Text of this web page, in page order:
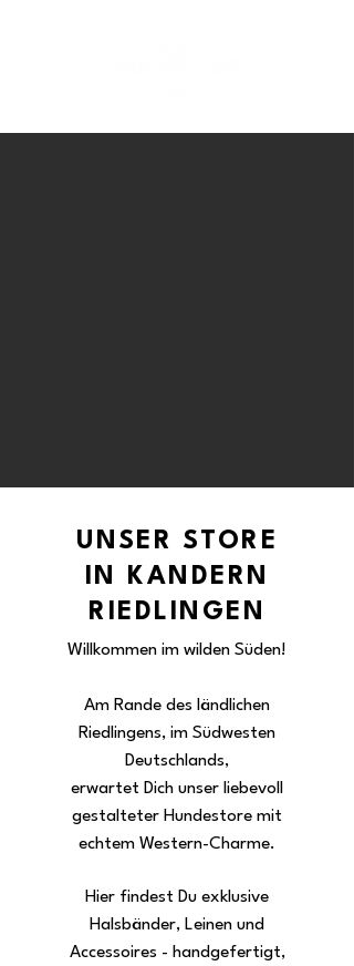
UNSER STORE
IN KANDERN
RIEDLINGEN
Willkommen im wilden Süden!
Am Rande des ländlichen
Riedlingens, im Südwesten
Deutschlands,
erwartet Dich unser liebevoll
gestalteter Hundestore mit
echtem Western-Charme.
Hier findest Du exklusive
Halsbänder, Leinen und
Accessoires - handgefertigt,